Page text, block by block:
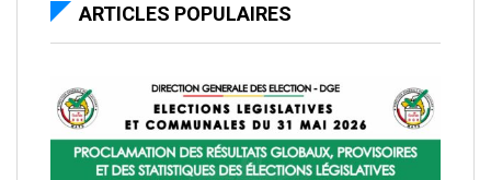
ARTICLES POPULAIRES